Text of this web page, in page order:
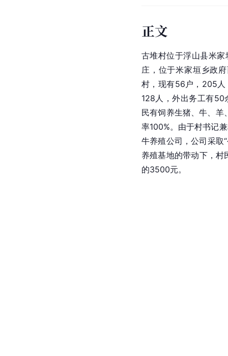
正文
古堆村位于浮山县米
庄，位于米家垣乡政
村，现有56户，205人
128人，外出务工有50
民有饲养生猪、牛、
率100%。由于村书记
牛养殖公司，公司采取
养殖基地的带动下，
的3500元。